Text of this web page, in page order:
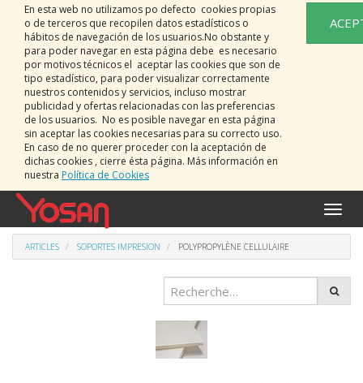
En esta web no utilizamos po defecto cookies propias
o de terceros que recopilen datos estadísticos o
hábitos de navegación de los usuarios.No obstante y
para poder navegar en esta página debe es necesario
por motivos técnicos el aceptar las cookies que son de
tipo estadístico, para poder visualizar correctamente
nuestros contenidos y servicios, incluso mostrar
publicidad y ofertas relacionadas con las preferencias
de los usuarios. No es posible navegar en esta página
sin aceptar las cookies necesarias para su correcto uso.
En caso de no querer proceder con la aceptación de
dichas cookies , cierre ésta página. Más información en
nuestra Política de Cookies
la
ARTICLES SOPORTES IMPRESION POLYPROPYLÈNE CELLULAIRE